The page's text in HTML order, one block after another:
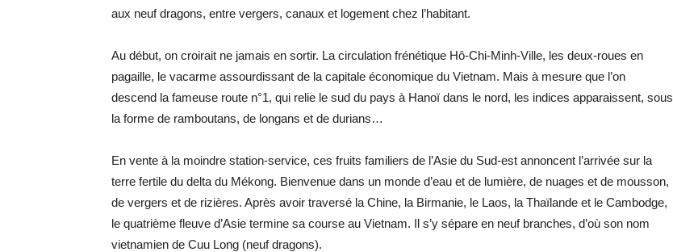
aux neuf dragons, entre vergers, canaux et logement chez l’habitant.
Au début, on croirait ne jamais en sortir. La circulation frénétique Hô-Chi-Minh-Ville, les deux-roues en
pagaille, le vacarme assourdissant de la capitale économique du Vietnam. Mais à mesure que l’on
descend la fameuse route n°1, qui relie le sud du pays à Hanoï dans le nord, les indices apparaissent, sous
la forme de ramboutans, de longans et de durians…
En vente à la moindre station-service, ces fruits familiers de l’Asie du Sud-est annoncent l’arrivée sur la
terre fertile du delta du Mékong. Bienvenue dans un monde d’eau et de lumière, de nuages et de mousson,
de vergers et de rizières. Après avoir traversé la Chine, la Birmanie, le Laos, la Thaïlande et le Cambodge,
le quatrième fleuve d’Asie termine sa course au Vietnam. Il s’y sépare en neuf branches, d’où son nom
vietnamien de Cuu Long (neuf dragons).